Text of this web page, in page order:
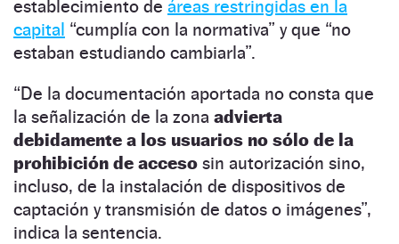
establecimiento de áreas restringidas en la
capital “cumplía con la normativa” y que “no
estaban estudiando cambiarla”.
“De la documentación aportada no consta que
la señalización de la zona advierta
debidamente a los usuarios no sólo de la
prohibición de acceso sin autorización sino,
incluso, de la instalación de dispositivos de
captación y transmisión de datos o imágenes”,
indica la sentencia.